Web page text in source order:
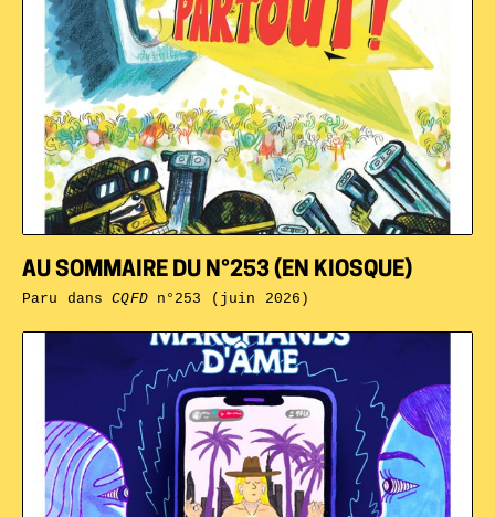
AU SOMMAIRE DU N°253 (EN KIOSQUE)
Paru dansCQFDn°253 (juin 2026)